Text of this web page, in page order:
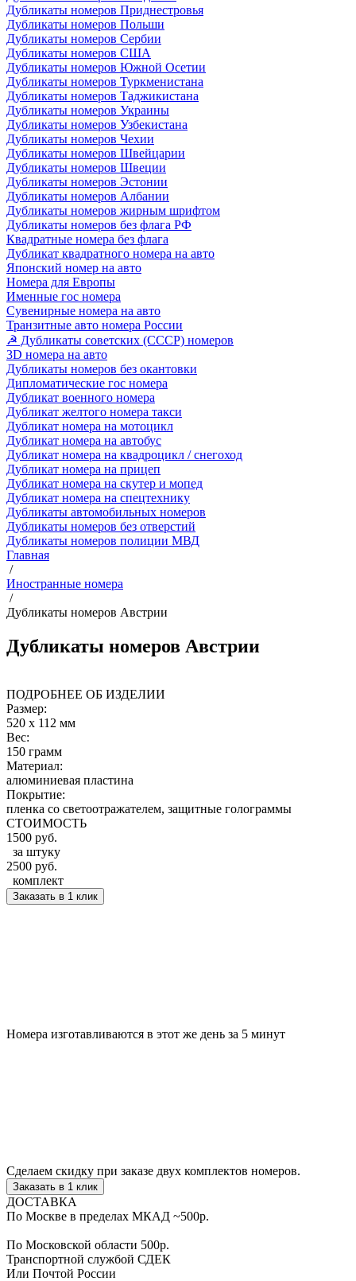
Дубликаты номеров Приднестровья
Дубликаты номеров Польши
Дубликаты номеров Сербии
Дубликаты номеров США
Дубликаты номеров Южной Осетии
Дубликаты номеров Туркменистана
Дубликаты номеров Таджикистана
Дубликаты номеров Украины
Дубликаты номеров Узбекистана
Дубликаты номеров Чехии
Дубликаты номеров Швейцарии
Дубликаты номеров Швеции
Дубликаты номеров Эстонии
Дубликаты номеров Албании
Дубликаты номеров жирным шрифтом
Дубликаты номеров без флага РФ
Квадратные номера без флага
Дубликат квадратного номера на авто
Японский номер на авто
Номера для Европы
Именные гос номера
Сувенирные номера на авто
Транзитные авто номера России
☭ Дубликаты советских (СССР) номеров
3D номера на авто
Дубликаты номеров без окантовки
Дипломатические гос номера
Дубликат военного номера
Дубликат желтого номера такси
Дубликат номера на мотоцикл
Дубликат номера на автобус
Дубликат номера на квадроцикл / снегоход
Дубликат номера на прицеп
Дубликат номера на скутер и мопед
Дубликат номера на спецтехнику
Дубликаты автомобильных номеров
Дубликаты номеров без отверстий
Дубликаты номеров полиции МВД
Главная
/
Иностранные номера
/
Дубликаты номеров Австрии
Дубликаты номеров Австрии
ПОДРОБНЕЕ ОБ ИЗДЕЛИИ
Размер:
520 x 112 мм
Вес:
150 грамм
Материал:
алюминиевая пластина
Покрытие:
пленка со светоотражателем, защитные голограммы
СТОИМОСТЬ
1500 руб.
за штуку
2500 руб.
комплект
Заказать в 1 клик
Номера изготавливаются в этот же день за 5 минут
Сделаем скидку при заказе двух комплектов номеров.
Заказать в 1 клик
ДОСТАВКА
По Москве в пределах МКАД ~500р.
По Московской области 500р.
Транспортной службой СДЕК
Или Почтой России